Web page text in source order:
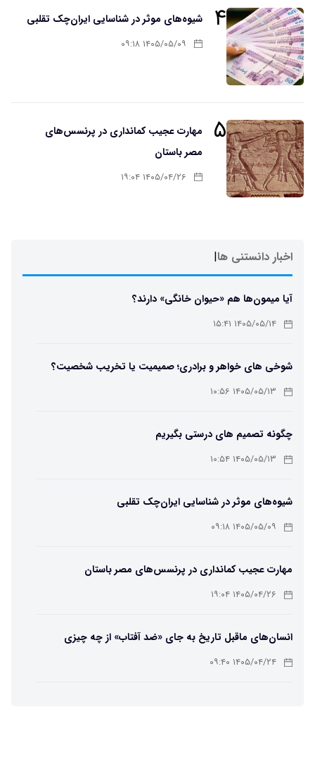
۴ شیوه‌های موثر در شناسایی ایران‌چک تقلبی
۱۴۰۵/۰۵/۰۹ ۰۹:۱۸
۵
مهارت عجیب کمانداری در پرنسس‌های
مصر باستان
۱۴۰۵/۰۴/۲۶ ۱۹:۰۴
اخبار دانستنی ها|
آیا میمون‌ها هم «حیوان خانگی» دارند؟
۱۴۰۵/۰۵/۱۴ ۱۵:۴۱
شوخی های خواهر و برادری؛ صمیمیت یا تخریب شخصیت؟
۱۴۰۵/۰۵/۱۳ ۱۰:۵۶
چگونه تصمیم های درستی بگیریم
۱۴۰۵/۰۵/۱۳ ۱۰:۵۴
شیوه‌های موثر در شناسایی ایران‌چک تقلبی
۱۴۰۵/۰۵/۰۹ ۰۹:۱۸
مهارت عجیب کمانداری در پرنسس‌های مصر باستان
۱۴۰۵/۰۴/۲۶ ۱۹:۰۴
انسان‌های ماقبل تاریخ به جای «ضد آفتاب» از چه چیزی
استفاده می‌کردند؟
۱۴۰۵/۰۴/۲۴ ۰۹:۴۰